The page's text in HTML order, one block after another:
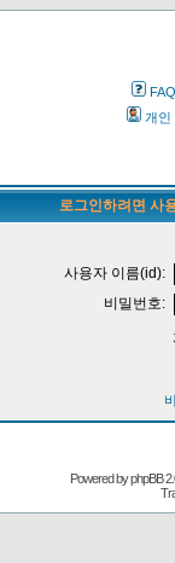
FAQ
개인
로그인하려면 사
사용자 이름(id):
비밀번호:
Powered byphpBB